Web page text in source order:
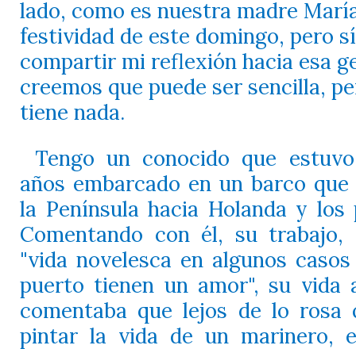
lado, como es nuestra madre
festividad de este domingo, pero
compartir mi reflexión hacia esa
creemos que puede ser sencilla,
tiene nada.
Tengo un conocido que
años embarcado en un barco
la Península hacia Holanda y los
Comentando con él, su trabajo,
"vida novelesca en algunos
puerto tienen un amor", su vida
comentaba que lejos de lo rosa
pintar la vida de un marinero,